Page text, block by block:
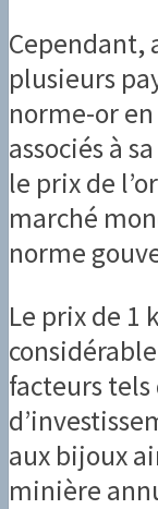
Cependant,
plusieurs
norme-or
associés à
le prix de
marché
norme
Le prix de 1
facteurs
aux bijoux
minière